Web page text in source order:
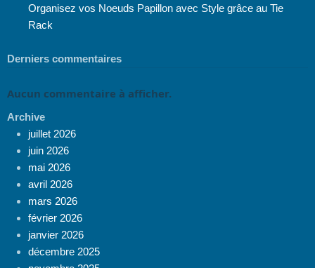
Organisez vos Noeuds Papillon avec Style grâce au Tie
Rack
Derniers commentaires
Aucun commentaire à afficher.
Archive
juillet 2026
juin 2026
mai 2026
avril 2026
mars 2026
février 2026
janvier 2026
décembre 2025